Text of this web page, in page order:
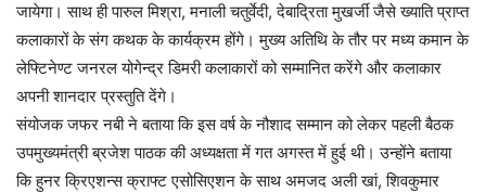
जायेगा। साथ ही पारुल मिश्रा, मनाली चतुर्वेदी, देबाद्रिता मुखर्जी जैसे ख्याति प्राप्त
कलाकारों के संग कथक के कार्यक्रम होंगे। मुख्य अतिथि के तौर पर मध्य कमान के
लेफ्टिनेण्ट जनरल योगेन्द्र डिमरी कलाकारों को सम्मानित करेंगे और कलाकार
अपनी शानदार प्रस्तुति देंगे।
संयोजक जफर नबी ने बताया कि इस वर्ष के नौशाद सम्मान को लेकर पहली बैठक
उपमुख्यमंत्री ब्रजेश पाठक की अध्यक्षता में गत अगस्त में हुई थी। उन्होंने बताया
कि हुनर क्रिएशन्स क्राफ्ट एसोसिएशन के साथ अमजद अली खां, शिवकुमार